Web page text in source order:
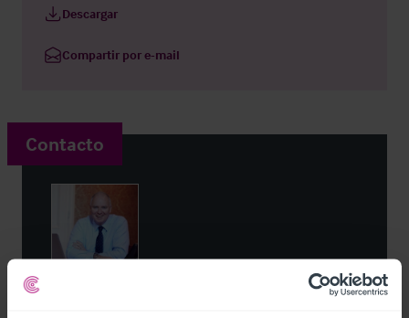
Descargar
Compartir por e-mail
Contacto